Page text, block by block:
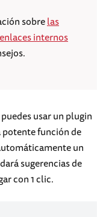
sobrelas
internos
usar un plugin
potente función de
un
sugerencias de
con 1 clic.